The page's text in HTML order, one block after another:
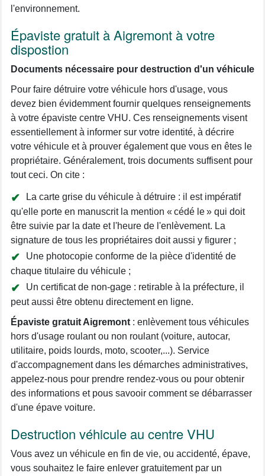
l'environnement.
Épaviste gratuit à Aigremont à votre
dispostion
Documents nécessaire pour destruction d'un véhicule
Pour faire détruire votre véhicule hors d'usage, vous
devez bien évidemment fournir quelques renseignements
à votre épaviste centre VHU. Ces renseignements visent
essentiellement à informer sur votre identité, à décrire
votre véhicule et à prouver également que vous en êtes le
propriétaire. Généralement, trois documents suffisent pour
tout ceci. On cite :
La carte grise du véhicule à détruire : il est impératif
qu'elle porte en manuscrit la mention « cédé le » qui doit
être suivie par la date et l'heure de l'enlèvement. La
signature de tous les propriétaires doit aussi y figurer ;
Une photocopie conforme de la pièce d'identité de
chaque titulaire du véhicule ;
Un certificat de non-gage : retirable à la préfecture, il
peut aussi être obtenu directement en ligne.
Épaviste gratuit Aigremont : enlèvement tous véhicules
hors d'usage roulant ou non roulant (voiture, autocar,
utilitaire, poids lourds, moto, scooter,...). Service
d'accompagnement dans les démarches administratives,
appelez-nous pour prendre rendez-vous ou pour obtenir
des informations et pous savooir comment se débarrasser
d'une épave voiture.
Destruction véhicule au centre VHU
Vous avez un véhicule en fin de vie, ou accidenté, épave,
vous souhaitez le faire enlever gratuitement par un